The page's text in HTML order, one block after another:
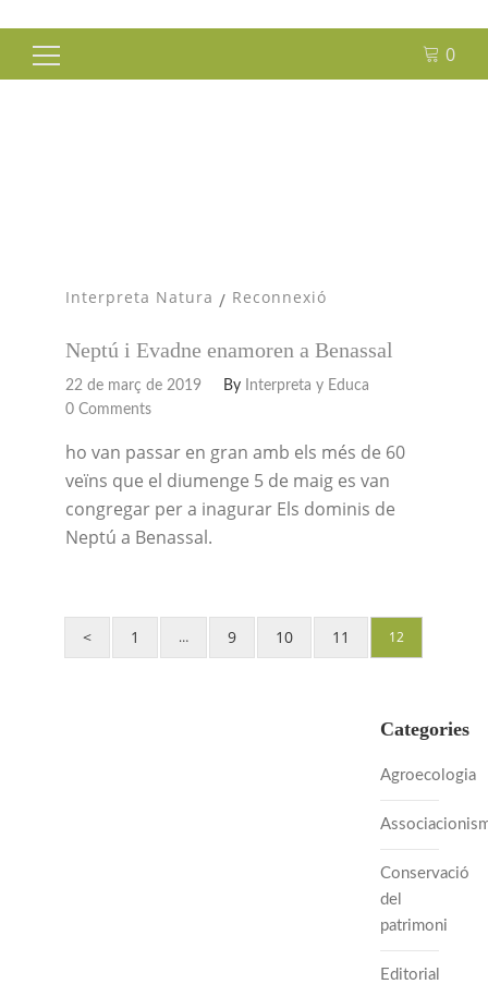
0
Cerca:
Interpreta Natura / Reconnexió
Neptú i Evadne enamoren a Benassal
22 de març de 2019 By
Interpreta y Educa
0 Comments
ho van passar en gran amb els més de 60
veïns que el diumenge 5 de maig es van
congregar per a inagurar Els dominis de
Neptú a Benassal.
< 1 … 9 10 11 12
Categories
Agroecologia
Conservació
del
patrimoni
Editorial